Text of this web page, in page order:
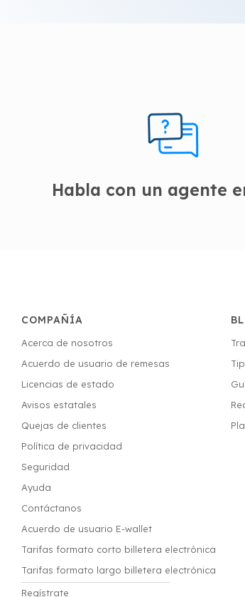
Habla con un agente
COMPAÑÍA
Acerca de nosotros
Acuerdo de usuario de remesas
Licencias de estado
Avisos estatales
Quejas de clientes
Política de privacidad
Seguridad
Ayuda
Contáctanos
Acuerdo de usuario E-wallet
Tarifas formato corto billetera electrónica
Tarifas formato largo billetera electrónica
Regístrate